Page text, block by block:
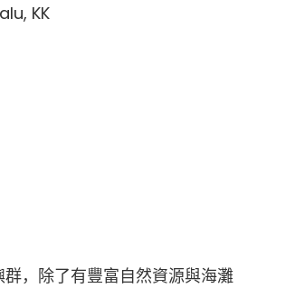
KK
，除了有豐富自然資源與海灘